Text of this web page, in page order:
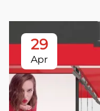
29
Apr